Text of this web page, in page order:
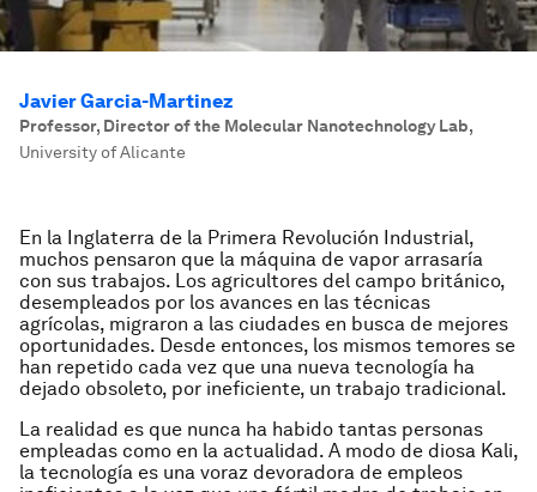
Javier Garcia-Martinez
Professor, Director of the Molecular Nanotechnology Lab,
University of Alicante
En la Inglaterra de la Primera Revolución Industrial,
muchos pensaron que la máquina de vapor arrasaría
con sus trabajos. Los agricultores del campo británico,
desempleados por los avances en las técnicas
agrícolas, migraron a las ciudades en busca de mejores
oportunidades. Desde entonces, los mismos temores se
han repetido cada vez que una nueva tecnología ha
dejado obsoleto, por ineficiente, un trabajo tradicional.
La realidad es que nunca ha habido tantas personas
empleadas como en la actualidad. A modo de diosa Kali,
la tecnología es una voraz devoradora de empleos